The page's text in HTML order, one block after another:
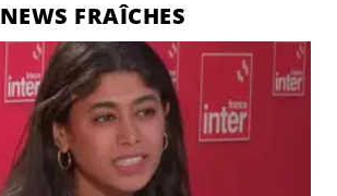
NEWS FRAÎCHES